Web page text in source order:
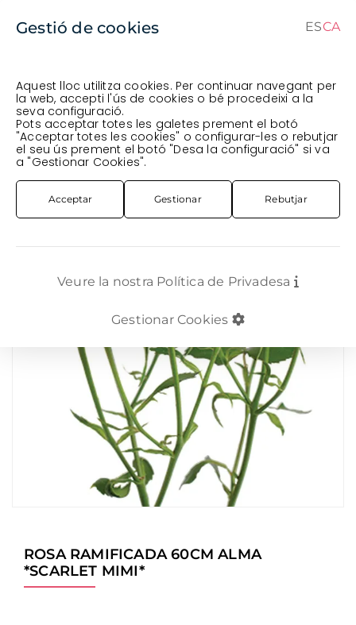
CAES
Comanda en curs (prevista per al) · Transportista
Veure comanda
FLOR TALLADA
ROSA RAMIFICADA
ROSA RAMIFICADA 60CM ALMA *SCARLET MIMI*
ROSA RAMIFICADA 60CM ALMA
*SCARLET MIMI*
Gestió de cookies ESCA
Aquest lloc utilitza cookies. Per continuar navegant per
la web, accepti l'ús de cookies o bé procedeixi a la
seva configuració.
Pots acceptar totes les galetes prement el botó
"Acceptar totes les cookies" o configurar-les o rebutjar
el seu ús prement el botó "Desa la configuració" si va
a "Gestionar Cookies".
Acceptar Gestionar Rebutjar
Veure la nostra Política de Privadesa
Gestionar Cookies